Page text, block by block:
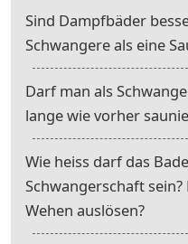
Sind Dampfbäder
Schwangere als eine
Darf man als
lange wie vorher
Wie heiss darf das
Schwangerschaft sein?
Wehen auslösen?